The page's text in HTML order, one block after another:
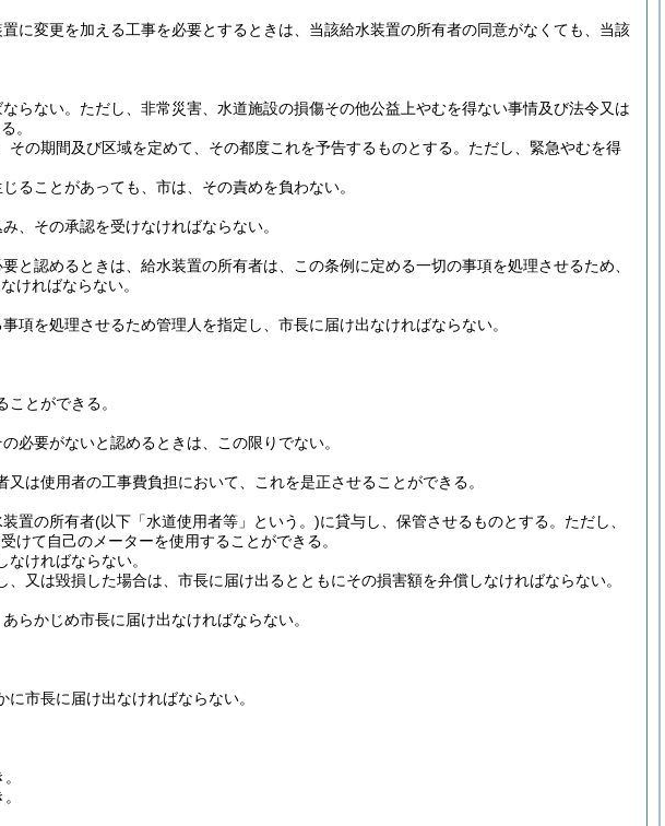
に変更を加える工事を必要とするときは、当該給水装置の所有者の同意がなくても、当該
らない。 ただし、非常災害、水道施設の損傷その他公益上やむを得ない事情及び法令又は
。
の期間及び区域を定めて、その都度これを予告するものとする。 ただし、緊急やむを得
ることがあっても、市は、その責めを負わない。
、その承認を受けなければならない。
と認めるときは、給水装置の所有者は、この条例に定める一切の事項を処理させるため、
ければならない。
項を処理させるため管理人を指定し、市長に届け出なければならない。
とができる。
必要がないと認めるときは、この限りでない。
は使用者の工事費負担において、これを是正させることができる。
置の所有者(以下「水道使用者等」という。)に貸与し、保管させるものとする。 ただし、
けて自己のメーターを使用することができる。
ければならない。
又は毀損した場合は、市長に届け出るとともにその損害額を弁償しなければならない。
らかじめ市長に届け出なければならない。
市長に届け出なければならない。